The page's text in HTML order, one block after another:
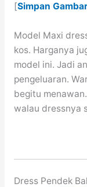
[Simpan Gambar
Model Maxi
kos. Harganya
model ini. Jadi
pengeluaran.
begitu
walau dressnya
Dress Pendek